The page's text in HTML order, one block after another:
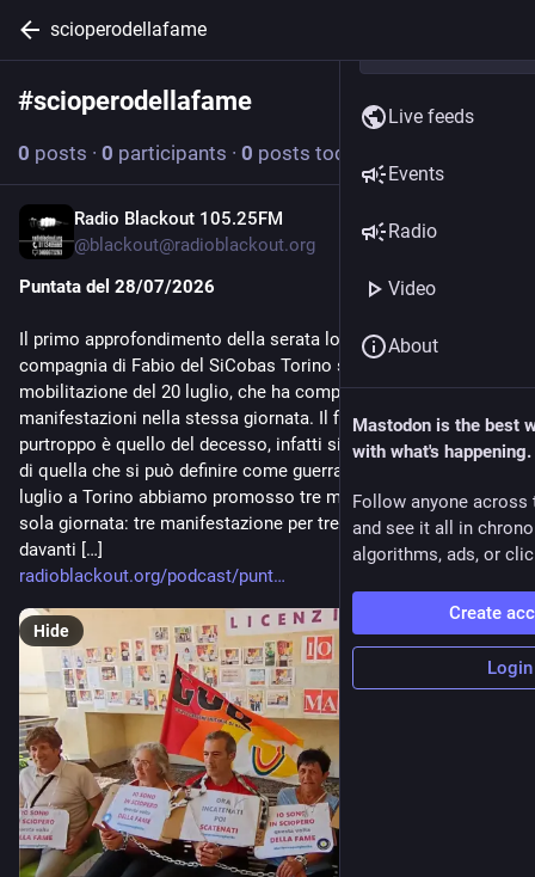
scioperodellafame
#scioperodellafame Follow hashtag
0 posts · 0 participants · 0 posts today
Radio Blackout 105.25FM
@blackout@radioblackout.org
Puntata del 28/07/2026
Il primo approfondimento della serata lo abbiamo fatto in
compagnia di Fabio del SiCobas Torino sulla loro giornata di
mobilitazione del 20 luglio, che ha compreso ben tre
manifestazioni nella stessa giornata. Il filo conduttore
purtroppo è quello del decesso, infatti si è trattato di 3 vittime
di quella che si può definire come guerra di classe: "Lunedì 20
luglio a Torino abbiamo promosso tre manifestazioni in una
sola giornata: tre manifestazione per tre morti. La prima
davanti […]
radioblackout.org/podcast/punt
Hide
Live feeds
Events
Radio
Video
About
Mastodon is the best
with what's happening.
Follow anyone across
and see it all in
algorithms, ads, or
Create
Login